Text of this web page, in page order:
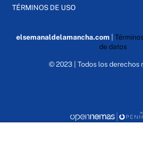
TÉRMINOS DE USO
elsemanaldelamancha.com
de datos
© 2023 | Todos los derechos